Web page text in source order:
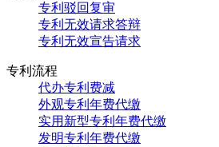
专利驳回复审
专利无效请求答辩
专利无效宣告请求
专利流程
代办专利费减
外观专利年费代缴
实用新型专利年费代缴
发明专利年费代缴